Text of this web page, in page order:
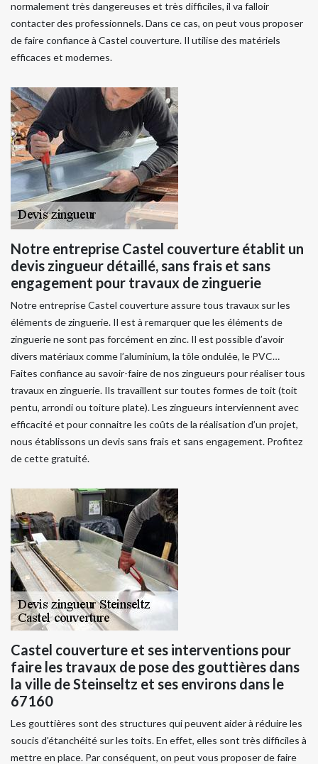
normalement très dangereuses et très difficiles, il va falloir
contacter des professionnels. Dans ce cas, on peut vous proposer
de faire confiance à Castel couverture. Il utilise des matériels
efficaces et modernes.
Notre entreprise Castel couverture établit un
devis zingueur détaillé, sans frais et sans
engagement pour travaux de zinguerie
Notre entreprise Castel couverture assure tous travaux sur les
éléments de zinguerie. Il est à remarquer que les éléments de
zinguerie ne sont pas forcément en zinc. Il est possible d’avoir
divers matériaux comme l’aluminium, la tôle ondulée, le PVC…
Faites confiance au savoir-faire de nos zingueurs pour réaliser tous
travaux en zinguerie. Ils travaillent sur toutes formes de toit (toit
pentu, arrondi ou toiture plate). Les zingueurs interviennent avec
efficacité et pour connaitre les coûts de la réalisation d’un projet,
nous établissons un devis sans frais et sans engagement. Profitez
de cette gratuité.
Castel couverture et ses interventions pour
faire les travaux de pose des gouttières dans
la ville de Steinseltz et ses environs dans le
67160
Les gouttières sont des structures qui peuvent aider à réduire les
soucis d'étanchéité sur les toits. En effet, elles sont très difficiles à
mettre en place. Par conséquent, on peut vous proposer de faire